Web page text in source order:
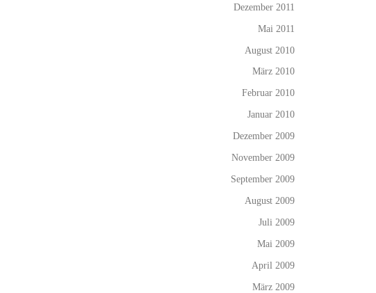
Dezember 2011
Mai 2011
August 2010
März 2010
Februar 2010
Januar 2010
Dezember 2009
November 2009
September 2009
August 2009
Juli 2009
Mai 2009
April 2009
März 2009